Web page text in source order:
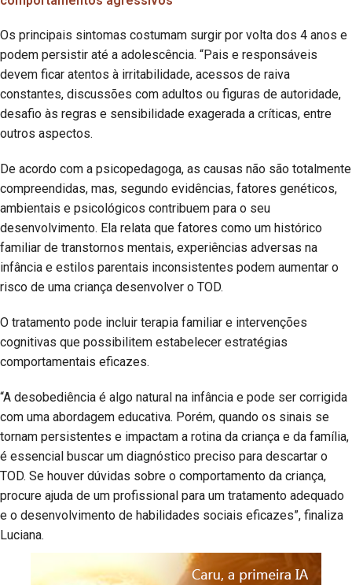
Os principais sintomas costumam surgir por volta dos 4 anos e
podem persistir até a adolescência. “Pais e responsáveis
devem ficar atentos à irritabilidade, acessos de raiva
constantes, discussões com adultos ou figuras de autoridade,
desafio às regras e sensibilidade exagerada a críticas, entre
outros aspectos.
De acordo com a psicopedagoga, as causas não são totalmente
compreendidas, mas, segundo evidências, fatores genéticos,
ambientais e psicológicos contribuem para o seu
desenvolvimento. Ela relata que fatores como um histórico
familiar de transtornos mentais, experiências adversas na
infância e estilos parentais inconsistentes podem aumentar o
risco de uma criança desenvolver o TOD.
O tratamento pode incluir terapia familiar e intervenções
cognitivas que possibilitem estabelecer estratégias
comportamentais eficazes.
“A desobediência é algo natural na infância e pode ser corrigida
com uma abordagem educativa. Porém, quando os sinais se
tornam persistentes e impactam a rotina da criança e da família,
é essencial buscar um diagnóstico preciso para descartar o
TOD. Se houver dúvidas sobre o comportamento da criança,
procure ajuda de um profissional para um tratamento adequado
e o desenvolvimento de habilidades sociais eficazes”, finaliza
Luciana.